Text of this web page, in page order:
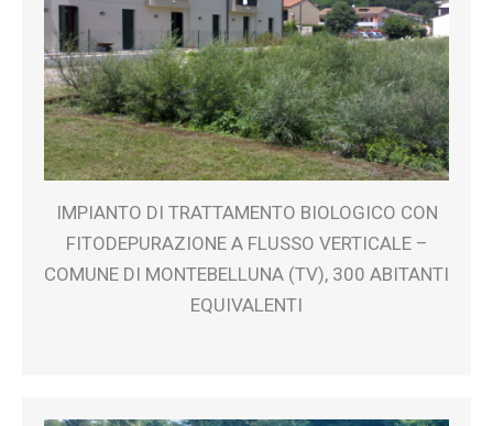
IMPIANTO DI TRATTAMENTO BIOLOGICO CON
FITODEPURAZIONE A FLUSSO VERTICALE –
COMUNE DI MONTEBELLUNA (TV), 300 ABITANTI
EQUIVALENTI